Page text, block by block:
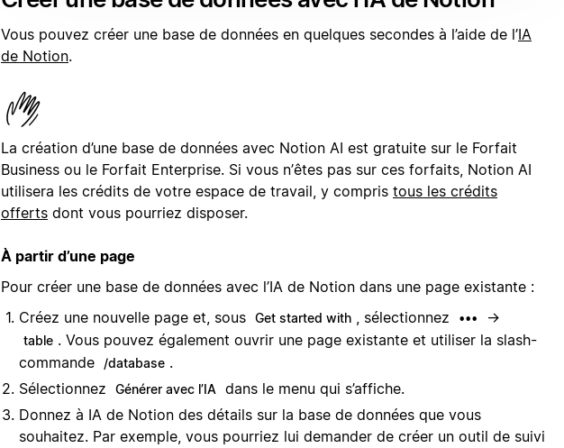
Vous pouvez créer une base de données en quelques secondes à l’aide de l’IA
de Notion.
La création d’une base de données avec Notion AI est gratuite sur le Forfait
Business ou le Forfait Enterprise. Si vous n’êtes pas sur ces forfaits, Notion AI
utilisera les crédits de votre espace de travail, y compris tous les crédits
offerts dont vous pourriez disposer.
À partir d’une page
Pour créer une base de données avec l’IA de Notion dans une page existante :
Créez une nouvelle page et, sous Get started with , sélectionnez ••• →
table . Vous pouvez également ouvrir une page existante et utiliser la slash-
commande
/database .
Sélectionnez
Générer avec l’IA
dans le menu qui s’affiche.
Donnez à IA de Notion des détails sur la base de données que vous
souhaitez. Par exemple, vous pourriez lui demander de créer un outil de suivi